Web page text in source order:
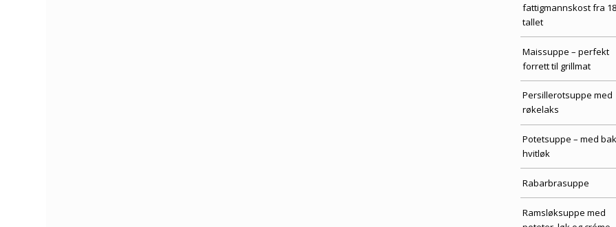
fattigmannskost fra
tallet
Maissuppe – perfekt
forrett til grillmat
Persillerotsuppe med
røkelaks
Potetsuppe – med
hvitløk
Rabarbrasuppe
Ramsløksuppe med